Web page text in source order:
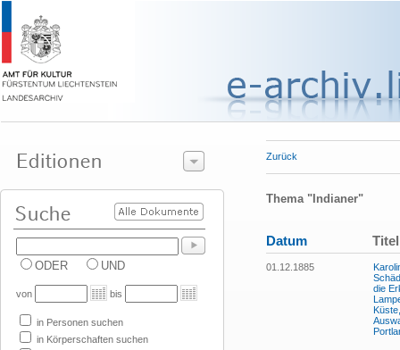
ODER UND
von bis
in Personen suchen
in Körperschaften suchen
Zurück
Thema "Indianer"
Datum Titel
01.12.1885
die